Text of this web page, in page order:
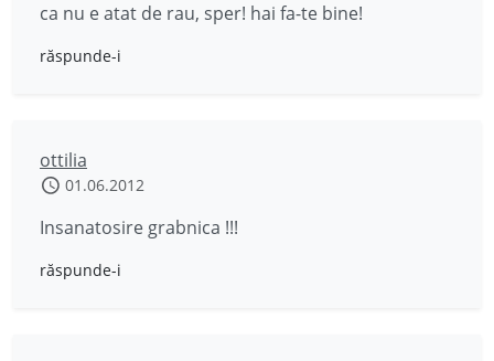
ca nu e atat de rau, sper! hai fa-te bine!
răspunde-i
ottilia
01.06.2012
Insanatosire grabnica !!!
răspunde-i